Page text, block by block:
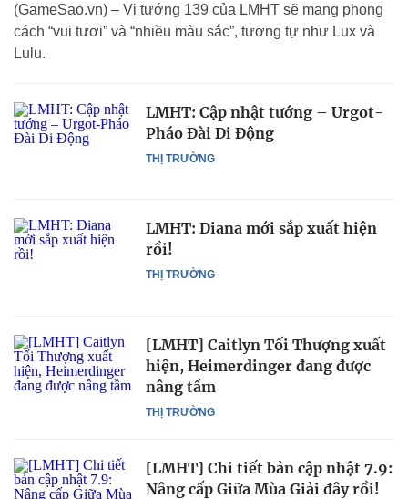
(GameSao.vn) – Vị tướng 139 của LMHT sẽ mang phong
cách “vui tươi” và “nhiều màu sắc”, tương tự như Lux và
Lulu.
THỊ TRƯỜNG
LMHT: Cập nhật tướng – Urgot-
Pháo Đài Di Động
THỊ TRƯỜNG
LMHT: Diana mới sắp xuất hiện
rồi!
THỊ TRƯỜNG
[LMHT] Caitlyn Tối Thượng xuất
hiện, Heimerdinger đang được
nâng tầm
[LMHT] Chi tiết bản cập nhật 7.9:
Nâng cấp Giữa Mùa Giải đây rồi!